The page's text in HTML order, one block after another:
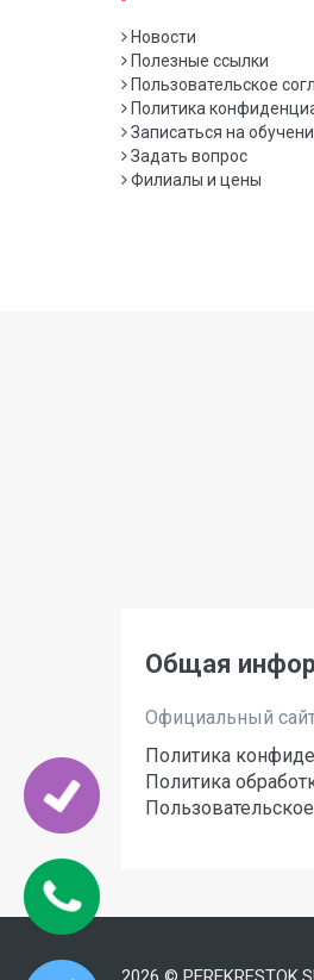
Новости
Полезные ссылки
Пользовательское
Политика
Записаться на
Задать вопрос
Филиалы и цены
Общая
Официальный
Политика
Политика